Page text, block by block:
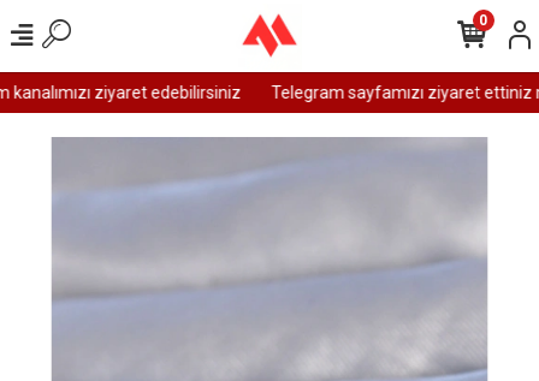
ziyaret edebilirsiniz Telegram sayfamızı ziyaret ettiniz
0